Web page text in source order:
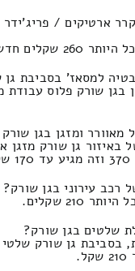
ארטיקים / פריג'ידר
למסאז' בסביבת גן
בגן שורק פלוס עבודת
ומזגן בגן
באיזור גן שורק מזגן
עירוני בגן שורק?
שלטים בגן שורק?